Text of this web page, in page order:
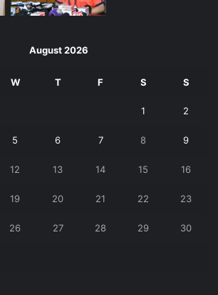
August 2026
W T F S S
1 2
5 6 7 8 9
12 13 14 15 16
19 20 21 22 23
26 27 28 29 30